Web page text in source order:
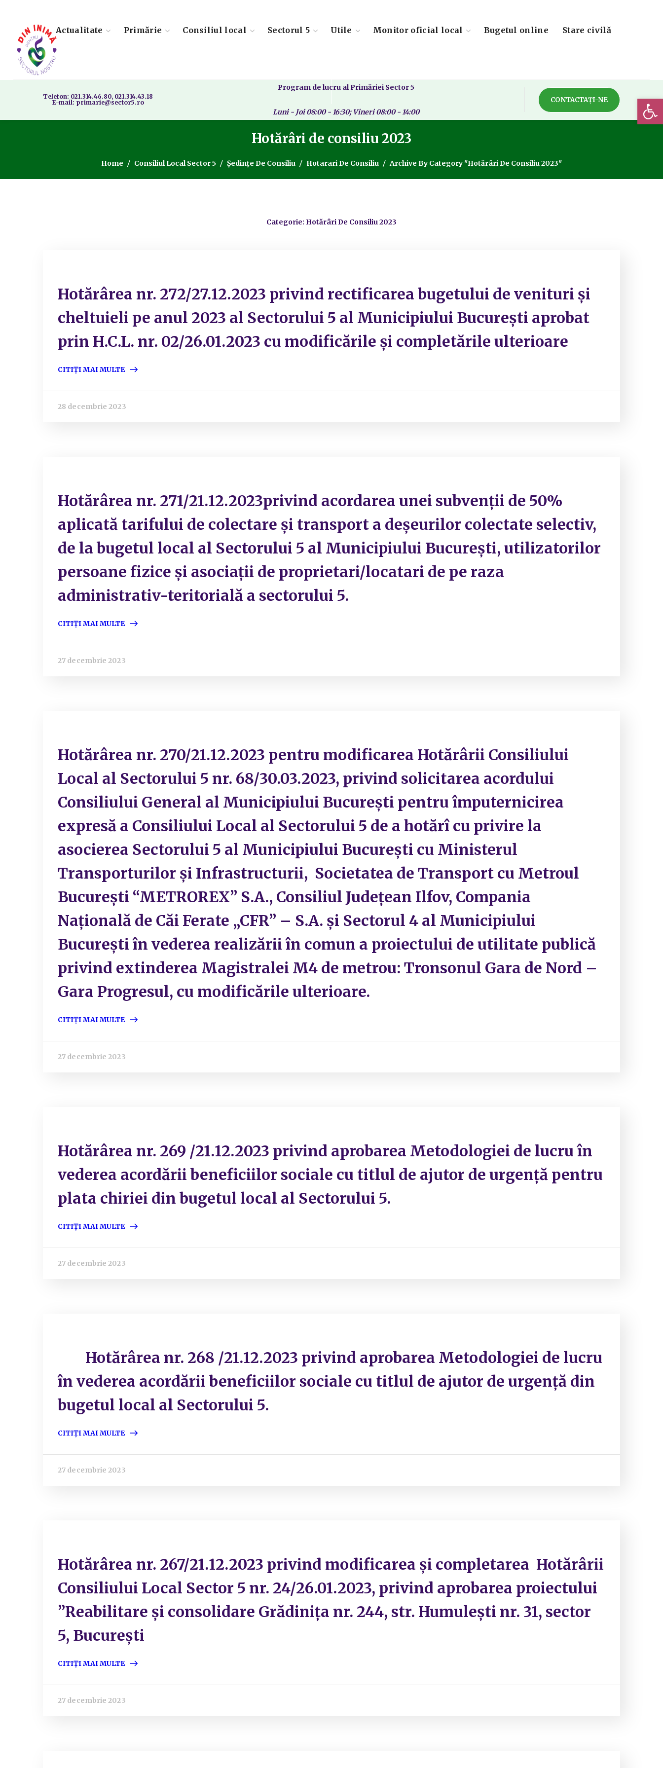
Actualitate Primărie Consiliul local Sectorul 5 Utile Monitor oficial local Bugetul online Stare civilă
Telefon: 021.314.46.80, 021.314.43.18
E-mail: primarie@sector5.ro
Program de lucru al Primăriei Sector 5
Luni - Joi 08:00 - 16:30; Vineri 08:00 - 14:00
CONTACTAȚI-NE
Hotărâri de consiliu 2023
Home Consiliul Local Sector 5 Ședințe De Consiliu Hotarari De Consiliu Archive By Category "Hotărâri De Consiliu 2023"
Categorie: Hotărâri De Consiliu 2023
Hotărârea nr. 272/27.12.2023 privind rectificarea bugetului de venituri și
cheltuieli pe anul 2023 al Sectorului 5 al Municipiului București aprobat
prin H.C.L. nr. 02/26.01.2023 cu modificările și completările ulterioare
CITIȚI MAI MULTE
28 decembrie 2023
Hotărârea nr. 271/21.12.2023privind acordarea unei subvenții de 50%
aplicată tarifului de colectare și transport a deșeurilor colectate selectiv,
de la bugetul local al Sectorului 5 al Municipiului București, utilizatorilor
persoane fizice și asociații de proprietari/locatari de pe raza
administrativ-teritorială a sectorului 5.
CITIȚI MAI MULTE
27 decembrie 2023
Hotărârea nr. 270/21.12.2023 pentru modificarea Hotărârii Consiliului
Local al Sectorului 5 nr. 68/30.03.2023, privind solicitarea acordului
Consiliului General al Municipiului București pentru împuternicirea
expresă a Consiliului Local al Sectorului 5 de a hotărî cu privire la
asocierea Sectorului 5 al Municipiului București cu Ministerul
Transporturilor și Infrastructurii, Societatea de Transport cu Metroul
București “METROREX” S.A., Consiliul Județean Ilfov, Compania
Naţională de Căi Ferate „CFR” – S.A. și Sectorul 4 al Municipiului
București în vederea realizării în comun a proiectului de utilitate publică
privind extinderea Magistralei M4 de metrou: Tronsonul Gara de Nord –
Gara Progresul, cu modificările ulterioare.
CITIȚI MAI MULTE
27 decembrie 2023
Hotărârea nr. 269 /21.12.2023 privind aprobarea Metodologiei de lucru în
vederea acordării beneficiilor sociale cu titlul de ajutor de urgență pentru
plata chiriei din bugetul local al Sectorului 5.
CITIȚI MAI MULTE
27 decembrie 2023
Hotărârea nr. 268 /21.12.2023 privind aprobarea Metodologiei de lucru
în vederea acordării beneficiilor sociale cu titlul de ajutor de urgență din
bugetul local al Sectorului 5.
CITIȚI MAI MULTE
27 decembrie 2023
Hotărârea nr. 267/21.12.2023 privind modificarea și completarea Hotărârii
Consiliului Local Sector 5 nr. 24/26.01.2023, privind aprobarea proiectului
”Reabilitare și consolidare Grădinița nr. 244, str. Humulești nr. 31, sector
5, București
CITIȚI MAI MULTE
27 decembrie 2023